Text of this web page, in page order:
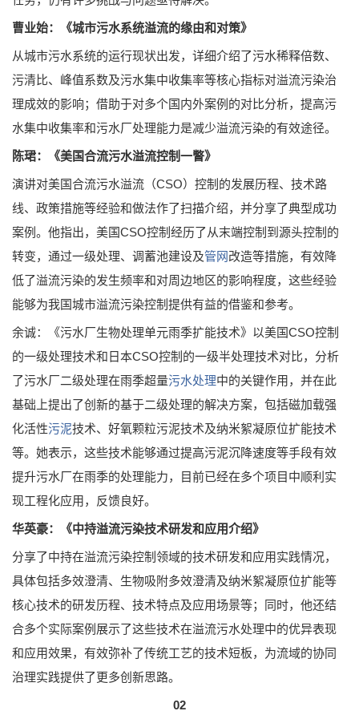
曹业始：《城市污水系统溢流的缘由和对策》
从城市污水系统的运行现状出发，详细介绍了污水稀释倍数、
污清比、峰值系数及污水集中收集率等核心指标对溢流污染治
理成效的影响；借助于对多个国内外案例的对比分析，提高污
水集中收集率和污水厂处理能力是减少溢流污染的有效途径。
陈珺：《美国合流污水溢流控制一瞥》
演讲对美国合流污水溢流（CSO）控制的发展历程、技术路
线、政策措施等经验和做法作了扫描介绍，并分享了典型成功
案例。他指出，美国CSO控制经历了从末端控制到源头控制的
转变，通过一级处理、调蓄池建设及管网 改造等措施，有效降
低了溢流污染的发生频率和对周边地区的影响程度，这些经验
能够为我国城市溢流污染控制提供有益的借鉴和参考。
余诚：《污水厂生物处理单元雨季扩能技术》以美国CSO控制
的一级处理技术和日本CSO控制的一级半处理技术对比，分析
了污水厂二级处理在雨季超量污水处理中的关键作用，并在此
基础上提出了创新的基于二级处理的解决方案，包括磁加载强
化活性污泥技术、好氧颗粒污泥技术及纳米絮凝原位扩能技术
等。她表示，这些技术能够通过提高污泥沉降速度等手段有效
提升污水厂在雨季的处理能力，目前已经在多个项目中顺利实
现工程化应用，反馈良好。
华英豪：《中持溢流污染技术研发和应用介绍》
分享了中持在溢流污染控制领域的技术研发和应用实践情况，
具体包括多效澄清、生物吸附多效澄清及纳米絮凝原位扩能等
核心技术的研发历程、技术特点及应用场景等；同时，他还结
合多个实际案例展示了这些技术在溢流污水处理中的优异表现
和应用效果，有效弥补了传统工艺的技术短板，为流域的协同
治理实践提供了更多创新思路。
02